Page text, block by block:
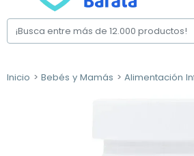
Inicio Bebés y Mamás Alimentación